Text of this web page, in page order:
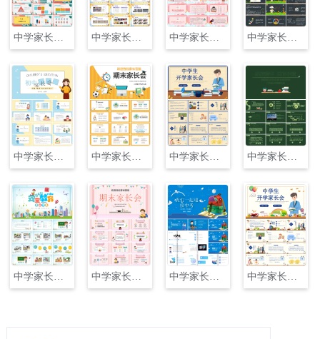
中学家长会主题班会PPT 中学家长会主题班会PPT 中学家长会主题班会PPT 中学家长会主题班会PPT
中学家长会主题班会PPT 中学家长会主题班会PPT 中学家长会主题班会PPT 中学家长会主题班会PPT